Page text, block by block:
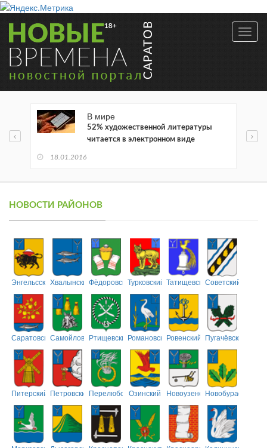
В мире
52% художественной литературы
читается в электронном виде
18.01.2016
НОВОСТИ РАЙОНОВ
ЭнгельсскийХвалынскийФёдоровскийТурковский ТатищевскийСоветский
СаратовскийСамойловскийРтищевскийРомановскийРовенский Пугачёвский
Питерский ПетровскийПерелюбскийОзинский НовоузенскийНовобурасский